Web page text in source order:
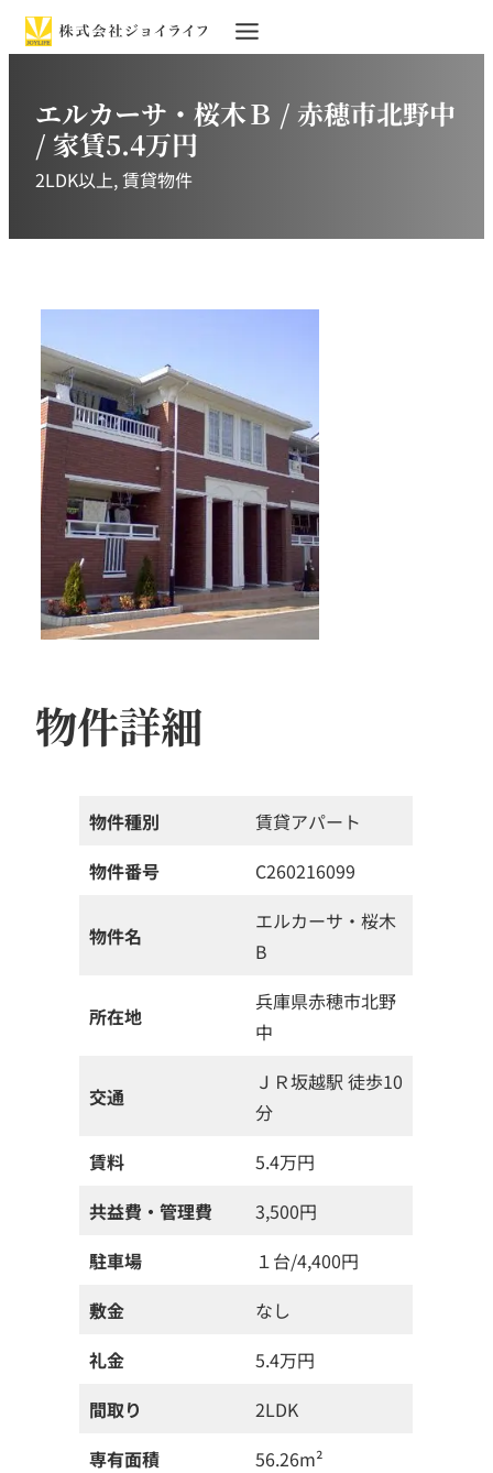
エルカーサ・桜木Ｂ / 赤穂市北野中
/ 家賃5.4万円
2LDK以上, 賃貸物件
物件詳細
物件種別
賃貸アパート
物件番号
C260216099
物件名
エルカーサ・桜木
B
所在地
兵庫県赤穂市北野
中
交通
ＪＲ坂越駅 徒歩10
分
賃料
5.4万円
共益費・管理費
3,500円
駐車場
１台/4,400円
敷金
なし
礼金
5.4万円
間取り
2LDK
専有面積
56.26m²